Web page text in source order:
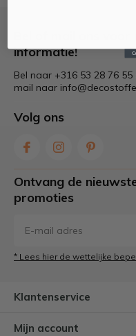
informatie!
Bel naar +316 53 28 76
mail naar
Volg ons
Ontvang de
promoties
* Lees hier de wettelijke
Klantenservice
Mijn account